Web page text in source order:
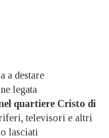
a destare
legata
quartiere Cristo di
televisori e altri
lasciati